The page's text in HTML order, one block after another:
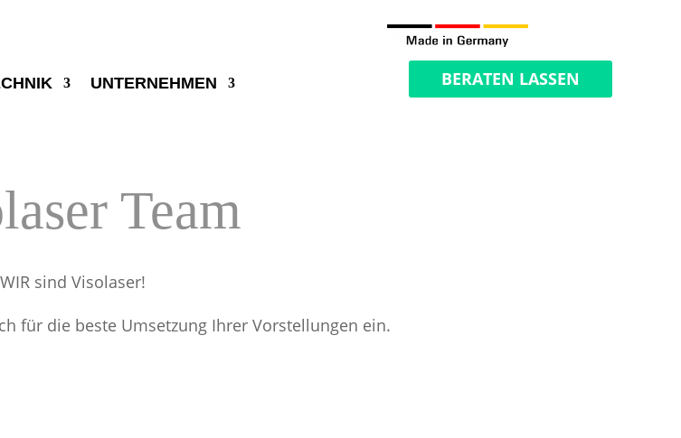
UNTERNEHMEN BERATEN LASSEN
Team
WIR sind Visolaser!
für die beste Umsetzung Ihrer Vorstellungen ein.